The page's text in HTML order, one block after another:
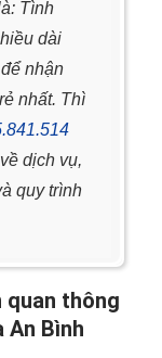
Tình
dài
nhận
nhất. Thì
dịch vụ,
quy trình
quan thông
An Bình